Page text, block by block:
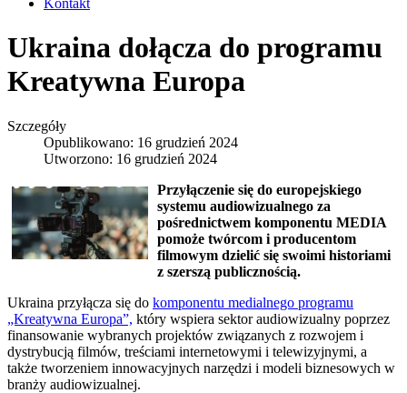
Kontakt
Ukraina dołącza do programu
Kreatywna Europa
Szczegóły
Opublikowano: 16 grudzień 2024
Utworzono: 16 grudzień 2024
Przyłączenie się do europejskiego
systemu audiowizualnego za
pośrednictwem komponentu MEDIA
pomoże twórcom i producentom
filmowym dzielić się swoimi historiami
z szerszą publicznością.
Ukraina przyłącza się do komponentu medialnego programu
„Kreatywna Europa”, który wspiera sektor audiowizualny poprzez
finansowanie wybranych projektów związanych z rozwojem i
dystrybucją filmów, treściami internetowymi i telewizyjnymi, a
także tworzeniem innowacyjnych narzędzi i modeli biznesowych w
branży audiowizualnej.